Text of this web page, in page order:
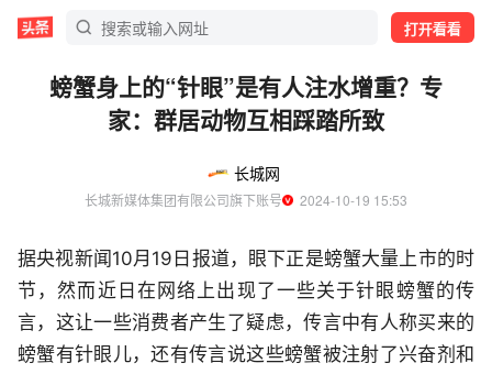
打开看看
螃蟹身上的“针眼”是有人注水增重？专
家：群居动物互相踩踏所致
长城网
长城新媒体集团有限公司旗下账号
  2024-10-19 15:53
据央视新闻10月19日报道，眼下正是螃蟹大量上市的时
节，然而近日在网络上出现了一些关于针眼螃蟹的传
言，这让一些消费者产生了疑虑，传言中有人称买来的
螃蟹有针眼儿，还有传言说这些螃蟹被注射了兴奋剂和